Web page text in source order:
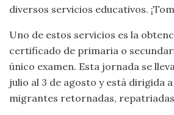
diversos servicios educativos.
Uno de estos servicios es la
certificado de primaria o
único examen. Esta jornada se
julio al 3 de agosto y está dirigida
migrantes retornadas,